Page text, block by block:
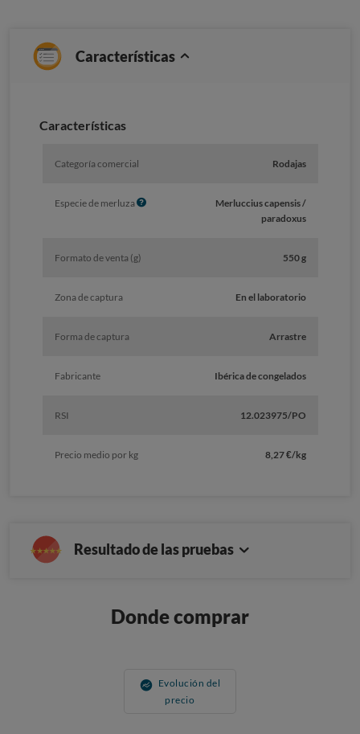
Características
Caracterí­sticas
Categoría comercial Rodajas
Especie de merluzaI
Merluccius capensis /
paradoxus
Formato de venta (g) 550 g
Zona de captura En el laboratorio
Forma de captura Arrastre
Fabricante Ibérica de congelados
RSI 12.023975/PO
Precio medio por kg 8,27 €/kg
Resultado de las pruebas
Donde comprar
Evolución del
precio